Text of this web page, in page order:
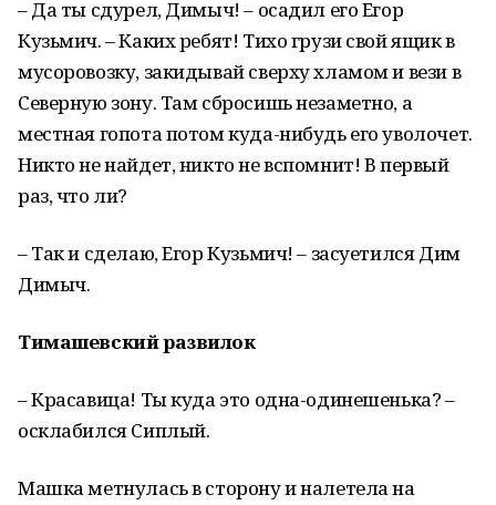
– Да ты сдурел, Димыч! – осадил его Егор
Кузьмич. – Каких ребят! Тихо грузи свой ящик в
мусоровозку, закидывай сверху хламом и вези в
Северную зону. Там сбросишь незаметно, а
местная гопота потом куда-нибудь его уволочет.
Никто не найдет, никто не вспомнит! В первый
раз, что ли?
– Так и сделаю, Егор Кузьмич! – засуетился Дим
Димыч.
Тимашевский развилок
– Красавица! Ты куда это одна-одинешенька? –
осклабился Сиплый.
Машка метнулась в сторону и налетела на